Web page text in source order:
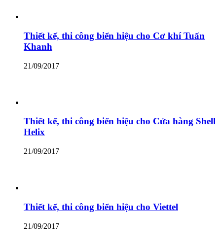
Thiết kế, thi công biển hiệu cho Cơ khí Tuấn
Khanh
21/09/2017
Thiết kế, thi công biển hiệu cho Cửa hàng Shell
Helix
21/09/2017
Thiết kế, thi công biển hiệu cho Viettel
21/09/2017